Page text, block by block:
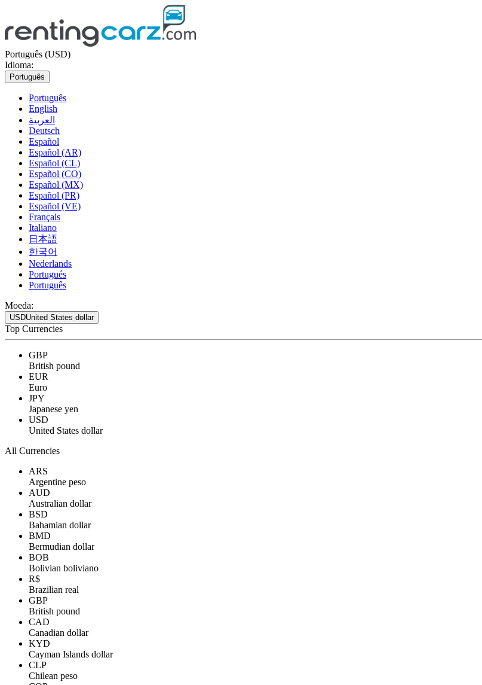
Português (USD)
Idioma:
Português
Português
English
العربية
Deutsch
Español
Español (AR)
Español (CL)
Español (CO)
Español (MX)
Español (PR)
Español (VE)
Français
Italiano
日本語
한국어
Nederlands
Portugués
Português
Moeda:
USDUnited States dollar
Top Currencies
GBP
British pound
EUR
Euro
JPY
Japanese yen
USD
United States dollar
All Currencies
ARS
Argentine peso
AUD
Australian dollar
BSD
Bahamian dollar
BMD
Bermudian dollar
BOB
Bolivian boliviano
R$
Brazilian real
GBP
British pound
CAD
Canadian dollar
KYD
Cayman Islands dollar
CLP
Chilean peso